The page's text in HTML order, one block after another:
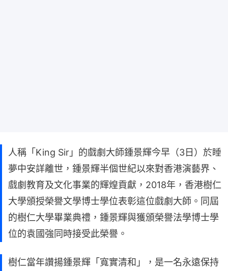
人稱「King Sir」的戲劇大師鍾景輝今早（3日）於睡
夢中安詳離世，鍾景輝半個世紀以來對香港演藝界、
戲劇教育及文化事業的輝煌貢獻，2018年，香港樹仁
大學頒授榮譽文學博士學位表彰這位戲劇大師。同屆
的樹仁大學畢業典禮，鍾景輝與獲頒榮譽法學博士學
位的袁國強同時接受此榮譽。
樹仁當年讚揚鍾景輝「寬實清和」，是一名永遠保持